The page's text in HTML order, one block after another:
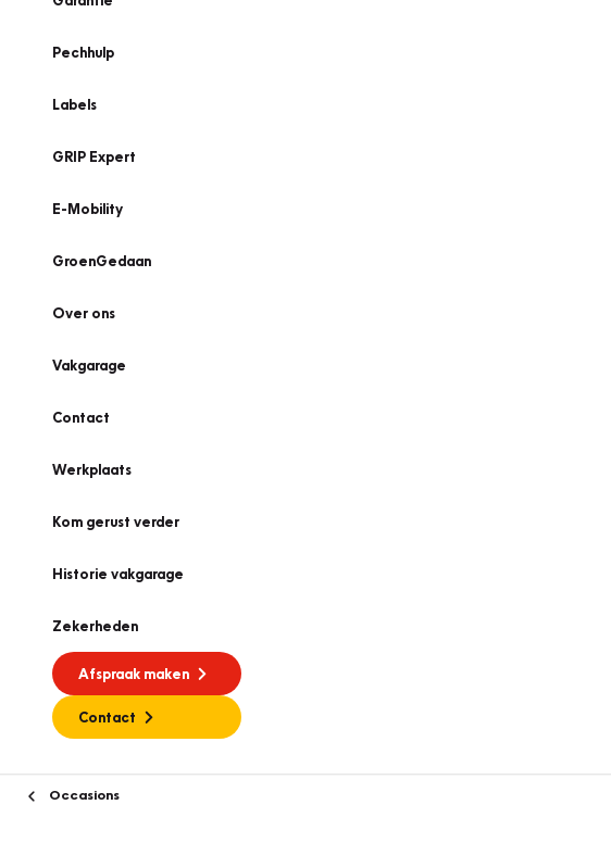
Pechhulp
Labels
GRIP Expert
E-Mobility
GroenGedaan
Over ons
Vakgarage
Contact
Werkplaats
Kom gerust verder
Historie vakgarage
Zekerheden
Afspraak maken
Contact
Occasions